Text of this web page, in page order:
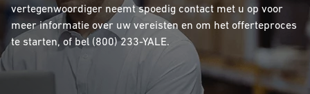
vertegenwoordiger neemt spoedig contact met u op voor
meer informatie over uw vereisten en om het offerteproces
te starten, of bel (800) 233-YALE.